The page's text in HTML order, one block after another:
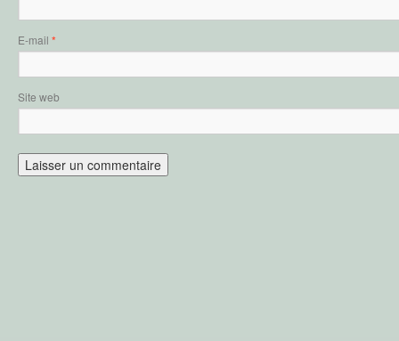
E-mail *
Site web